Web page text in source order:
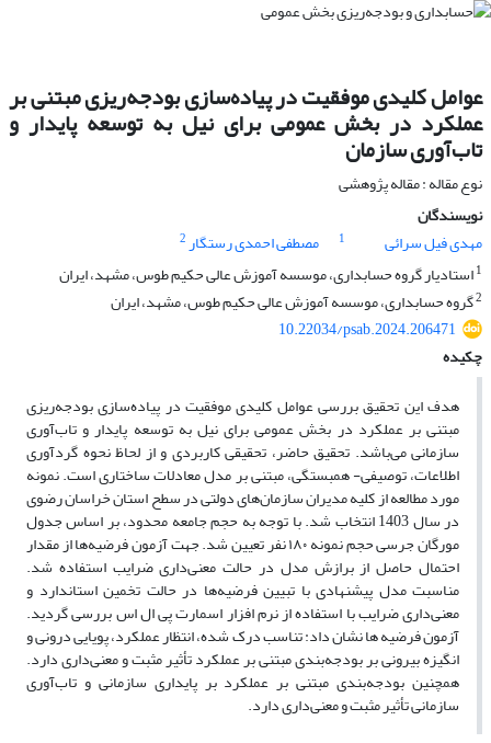
عوامل کلیدی موفقیت در پیاده‌سازی بودجه‌ریزی مبتنی بر
عملکرد در بخش عمومی برای نیل به توسعه پایدار و
تاب‌آوری سازمان
نوع مقاله : مقاله پژوهشی
نویسندگان
مهدی فیل سرائی
1 مصطفی احمدی رستگار2
1استادیار گروه حسابداری، موسسه آموزش عالی حکیم طوس، مشهد، ایران
2گروه حسابداری، موسسه آموزش عالی حکیم طوس، مشهد، ایران
10.22034/psab.2024.206471
چکیده
هدف این تحقیق بررسی عوامل کلیدی موفقیت در پیاده‌سازی بودجه‌ریزی
مبتنی بر عملکرد در بخش عمومی برای نیل به توسعه پایدار و تاب‌آوری
سازمانی می‌باشد. تحقیق حاضر، تحقیقی کاربردی و از لحاظ نحوه گردآوری
اطلاعات، توصیفی- همبستگی، مبتنی بر مدل معادلات ساختاری است. نمونه
مورد مطالعه از کلیه مدیران سازمان‌های دولتی در سطح استان خراسان رضوی
در سال 1403 انتخاب شد. با توجه به حجم جامعه محدود، بر اساس جدول
مورگان جرسی حجم نمونه ۱۸۰ نفر تعیین شد. جهت آزمون فرضیه‌ها از مقدار
احتمال حاصل از برازش مدل در حالت معنی‌داری ضرایب استفاده شد.
مناسبت مدل پیشنهادی با تبیین فرضیه‌ها در حالت تخمین استاندارد و
معنی‌داری ضرایب با استفاده از نرم افزار اسمارت پی ال اس بررسی گردید.
آزمون فرضیه ها نشان داد: تناسب درک شده، انتظار عملکرد، پویایی درونی و
انگیزه بیرونی بر بودجه‌بندی مبتنی بر عملکرد تأثیر مثبت و معنی‌داری دارد.
همچنین بودجه‌بندی مبتنی بر عملکرد بر پایداری سازمانی و تاب‌آوری
سازمانی تأثیر مثبت و معنی‌داری دارد.